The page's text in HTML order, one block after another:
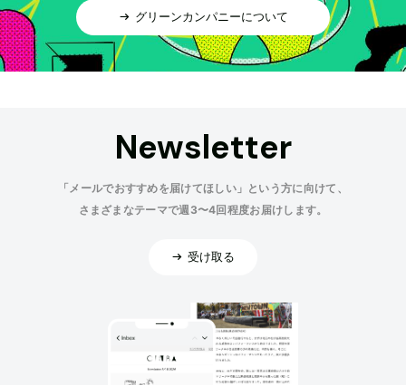
グリーンカンパニーについて
Newsletter
「メールでおすすめを届けてほしい」という方に向けて、
さまざまなテーマで週3〜4回程度お届けします。
受け取る